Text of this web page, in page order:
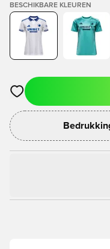
BESCHIKBARE KLEUREN
Opent een venster om